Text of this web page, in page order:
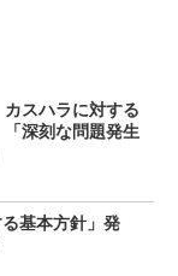
カスハラに対する
深刻な問題発生
基本方針」発